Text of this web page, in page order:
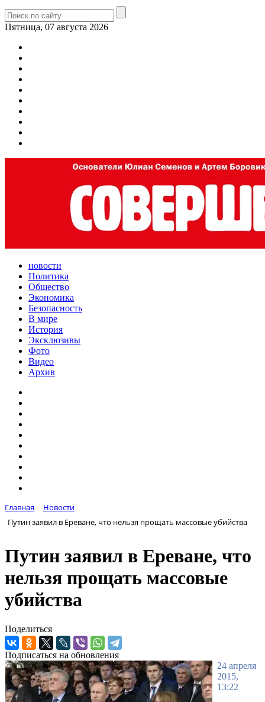
Пятница, 07 августа 2026
новости
Политика
Общество
Экономика
Безопасность
В мире
История
Эксклюзивы
Фото
Видео
Архив
Главная
Новости
Путин заявил в Ереване, что нельзя прощать массовые убийства
Путин заявил в Ереване, что
нельзя прощать массовые
убийства
Поделиться
Подписаться на обновления
24 апреля
2015,
13:22